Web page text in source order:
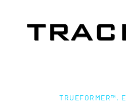
TRUEFORMER™.